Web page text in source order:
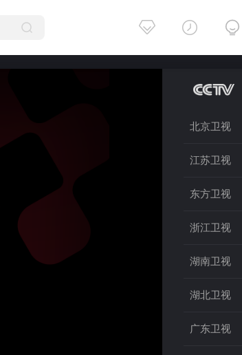
北京卫视
江苏卫视
东方卫视
浙江卫视
湖南卫视
湖北卫视
广东卫视